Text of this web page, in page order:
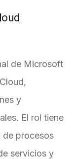
de Microsoft
y
El rol tiene
de procesos
servicios y